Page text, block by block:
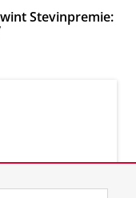
Stevinpremie: